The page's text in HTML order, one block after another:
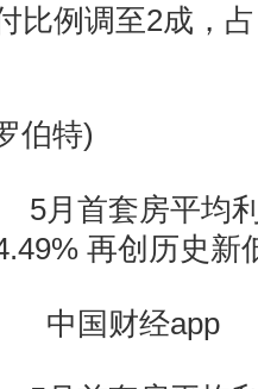
比例调至2成，
特)
中国财经app